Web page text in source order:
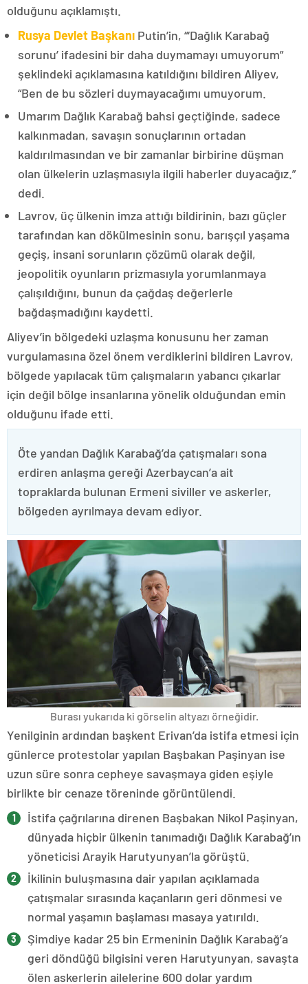
olduğunu açıklamıştı.
Rusya Devlet Başkanı Putin’in, “‘Dağlık Karabağ
sorunu’ ifadesini bir daha duymamayı umuyorum”
şeklindeki açıklamasına katıldığını bildiren Aliyev,
“Ben de bu sözleri duymayacağımı umuyorum.
Umarım Dağlık Karabağ bahsi geçtiğinde, sadece
kalkınmadan, savaşın sonuçlarının ortadan
kaldırılmasından ve bir zamanlar birbirine düşman
olan ülkelerin uzlaşmasıyla ilgili haberler duyacağız.”
dedi.
Lavrov, üç ülkenin imza attığı bildirinin, bazı güçler
tarafından kan dökülmesinin sonu, barışçıl yaşama
geçiş, insani sorunların çözümü olarak değil,
jeopolitik oyunların prizmasıyla yorumlanmaya
çalışıldığını, bunun da çağdaş değerlerle
bağdaşmadığını kaydetti.
Aliyev’in bölgedeki uzlaşma konusunu her zaman
vurgulamasına özel önem verdiklerini bildiren Lavrov,
bölgede yapılacak tüm çalışmaların yabancı çıkarlar
için değil bölge insanlarına yönelik olduğundan emin
olduğunu ifade etti.
Öte yandan Dağlık Karabağ’da çatışmaları sona
erdiren anlaşma gereği Azerbaycan’a ait
topraklarda bulunan Ermeni siviller ve askerler,
bölgeden ayrılmaya devam ediyor.
Burası yukarıda ki görselin altyazı örneğidir.
Yenilginin ardından başkent Erivan’da istifa etmesi için
günlerce protestolar yapılan Başbakan Paşinyan ise
uzun süre sonra cepheye savaşmaya giden eşiyle
birlikte bir cenaze töreninde görüntülendi.
İstifa çağrılarına direnen Başbakan Nikol Paşinyan,
dünyada hiçbir ülkenin tanımadığı Dağlık Karabağ’ın
yöneticisi Arayik Harutyunyan’la görüştü.
İkilinin buluşmasına dair yapılan açıklamada
çatışmalar sırasında kaçanların geri dönmesi ve
normal yaşamın başlaması masaya yatırıldı.
Şimdiye kadar 25 bin Ermeninin Dağlık Karabağ’a
geri döndüğü bilgisini veren Harutyunyan, savaşta
ölen askerlerin ailelerine 600 dolar yardım